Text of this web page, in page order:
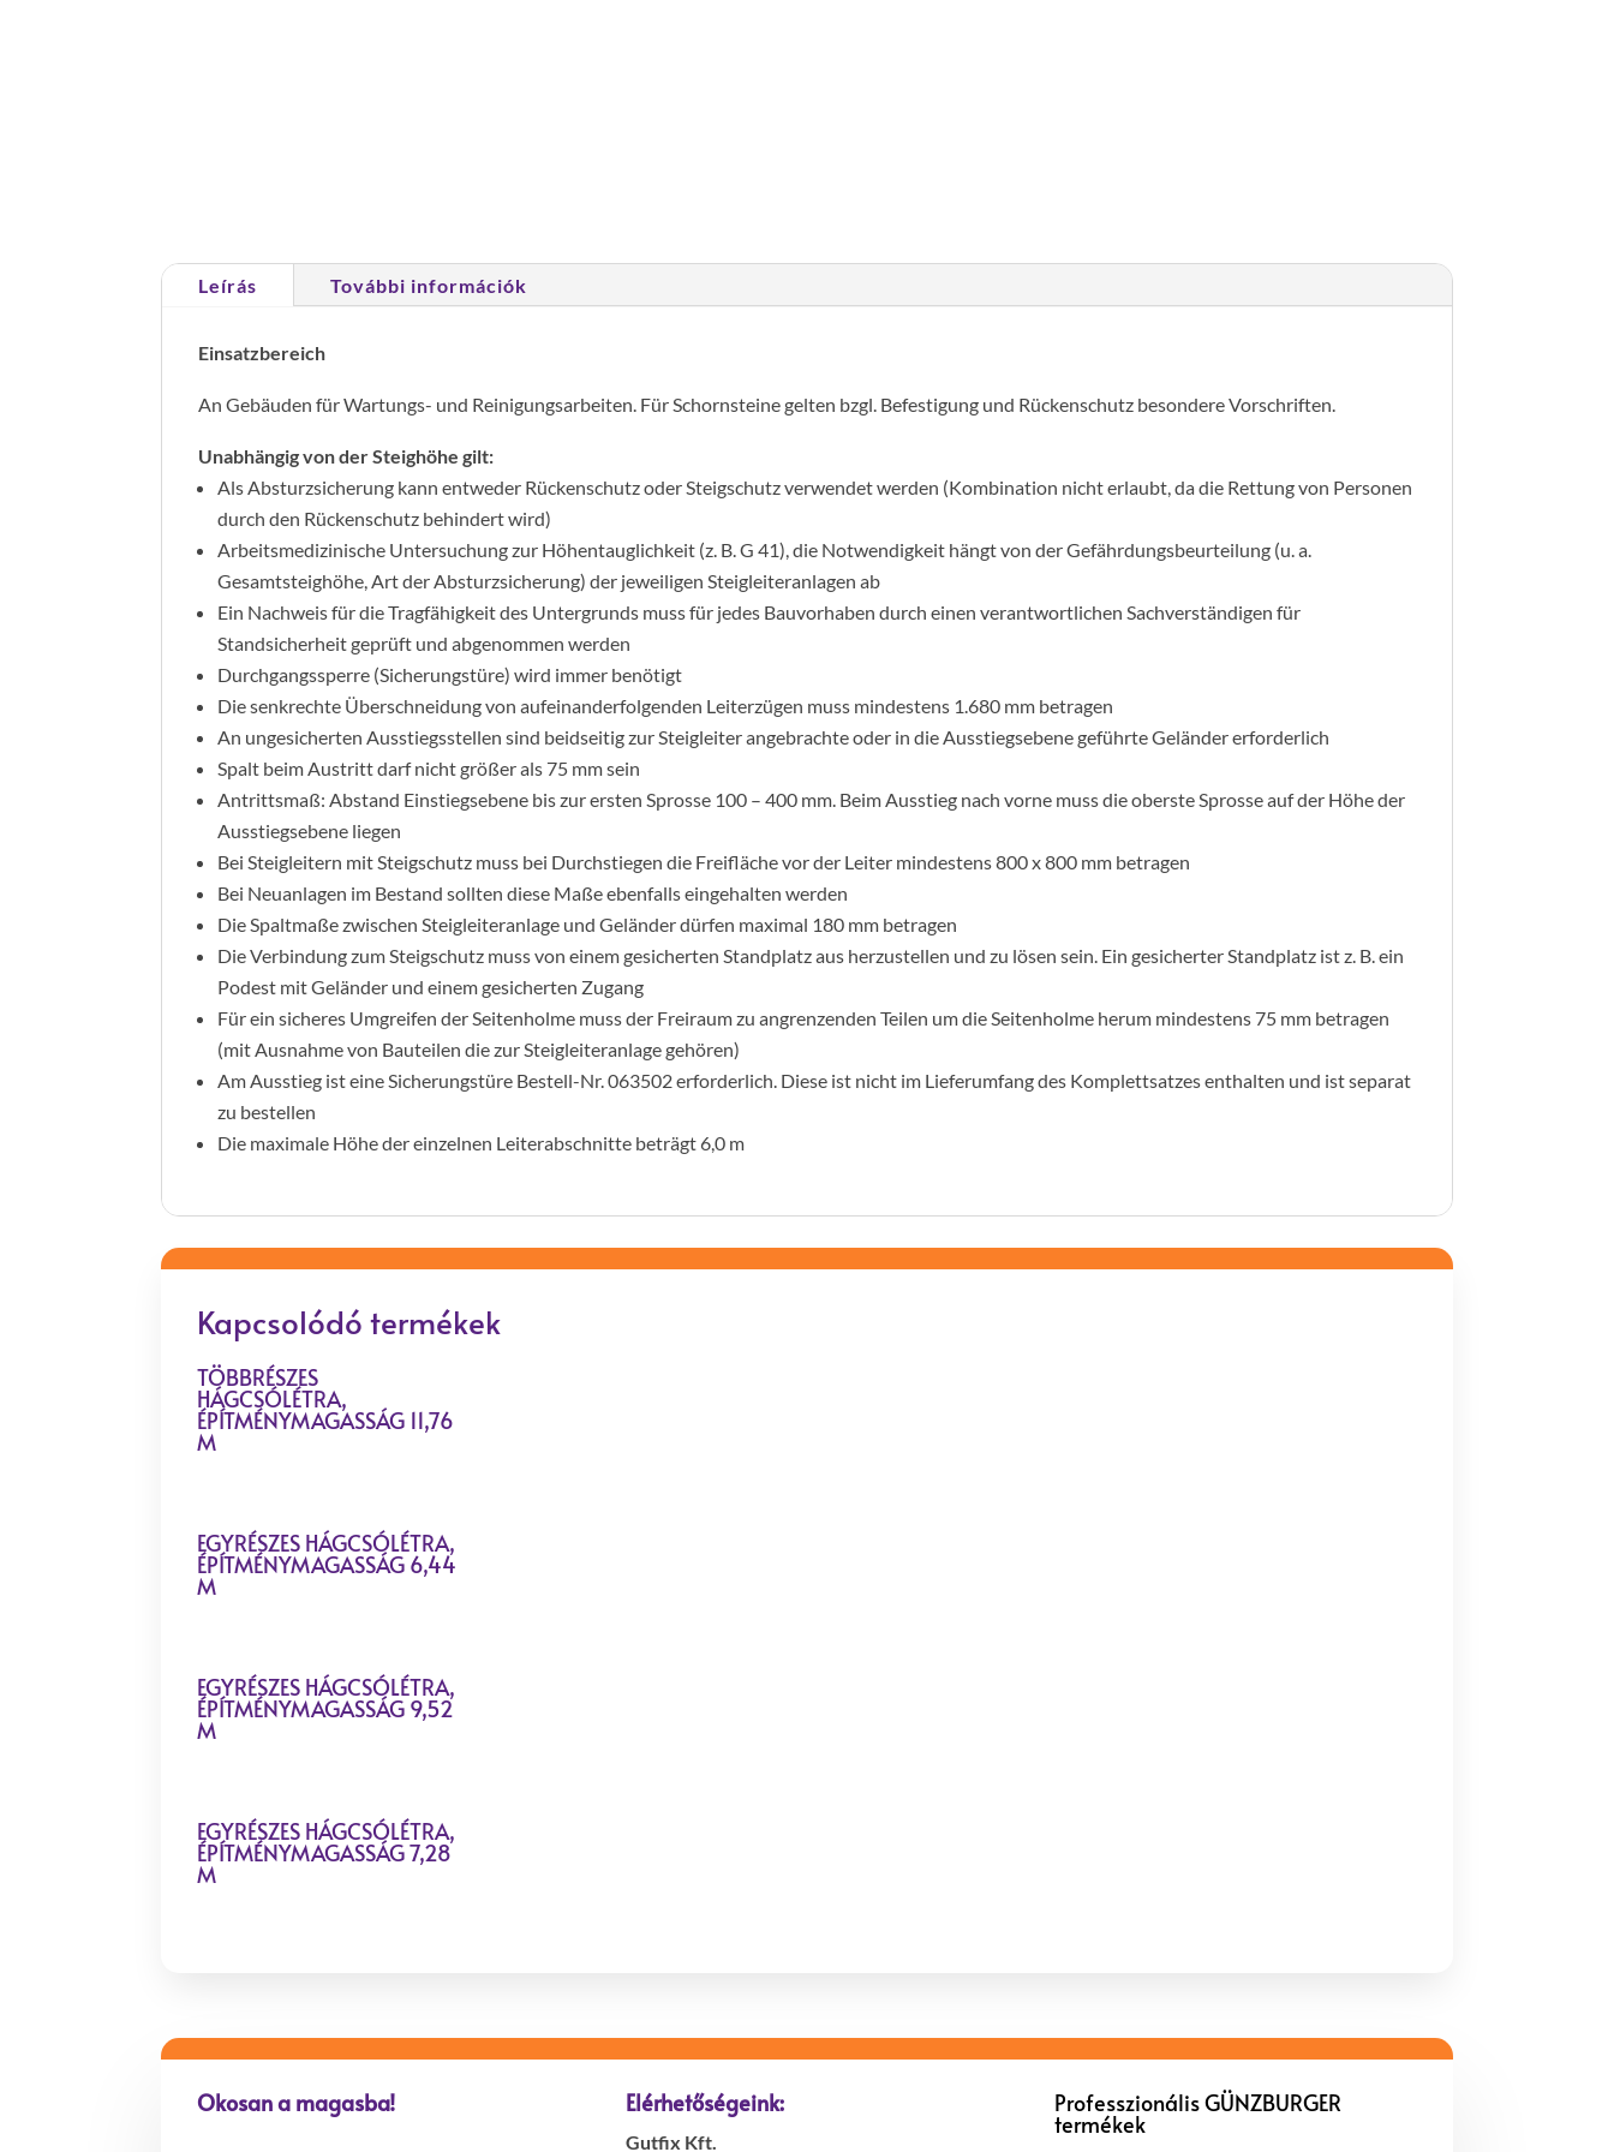
Leírás További információk
Einsatzbereich
An Gebäuden für Wartungs- und Reinigungsarbeiten. Für Schornsteine gelten bzgl. Befestigung und Rückenschutz besondere Vorschriften.
Unabhängig von der Steighöhe gilt:
Als Absturzsicherung kann entweder Rückenschutz oder Steigschutz verwendet werden (Kombination nicht erlaubt, da die Rettung von Personen
durch den Rückenschutz behindert wird)
Arbeitsmedizinische Untersuchung zur Höhentauglichkeit (z. B. G 41), die Notwendigkeit hängt von der Gefährdungsbeurteilung (u. a.
Gesamtsteighöhe, Art der Absturzsicherung) der jeweiligen Steigleiteranlagen ab
Ein Nachweis für die Tragfähigkeit des Untergrunds muss für jedes Bauvorhaben durch einen verantwortlichen Sachverständigen für
Standsicherheit geprüft und abgenommen werden
Durchgangssperre (Sicherungstüre) wird immer benötigt
Die senkrechte Überschneidung von aufeinanderfolgenden Leiterzügen muss mindestens 1.680 mm betragen
An ungesicherten Ausstiegsstellen sind beidseitig zur Steigleiter angebrachte oder in die Ausstiegsebene geführte Geländer erforderlich
Spalt beim Austritt darf nicht größer als 75 mm sein
Antrittsmaß: Abstand Einstiegsebene bis zur ersten Sprosse 100 – 400 mm. Beim Ausstieg nach vorne muss die oberste Sprosse auf der Höhe der
Ausstiegsebene liegen
Bei Steigleitern mit Steigschutz muss bei Durchstiegen die Freifläche vor der Leiter mindestens 800 x 800 mm betragen
Bei Neuanlagen im Bestand sollten diese Maße ebenfalls eingehalten werden
Die Spaltmaße zwischen Steigleiteranlage und Geländer dürfen maximal 180 mm betragen
Die Verbindung zum Steigschutz muss von einem gesicherten Standplatz aus herzustellen und zu lösen sein. Ein gesicherter Standplatz ist z. B. ein
Podest mit Geländer und einem gesicherten Zugang
Für ein sicheres Umgreifen der Seitenholme muss der Freiraum zu angrenzenden Teilen um die Seitenholme herum mindestens 75 mm betragen
(mit Ausnahme von Bauteilen die zur Steigleiteranlage gehören)
Am Ausstieg ist eine Sicherungstüre Bestell-Nr. 063502 erforderlich. Diese ist nicht im Lieferumfang des Komplettsatzes enthalten und ist separat
zu bestellen
Die maximale Höhe der einzelnen Leiterabschnitte beträgt 6,0 m
Kapcsolódó termékek
TÖBBRÉSZES
HÁGCSÓLÉTRA,
ÉPÍTMÉNYMAGASSÁG 11,76
M
EGYRÉSZES HÁGCSÓLÉTRA,
ÉPÍTMÉNYMAGASSÁG 6,44
M
EGYRÉSZES HÁGCSÓLÉTRA,
ÉPÍTMÉNYMAGASSÁG 9,52
M
EGYRÉSZES HÁGCSÓLÉTRA,
ÉPÍTMÉNYMAGASSÁG 7,28
M
Okosan a magasba! Elérhetőségeink:
Gutfix Kft.
Professzionális GÜNZBURGER
termékek